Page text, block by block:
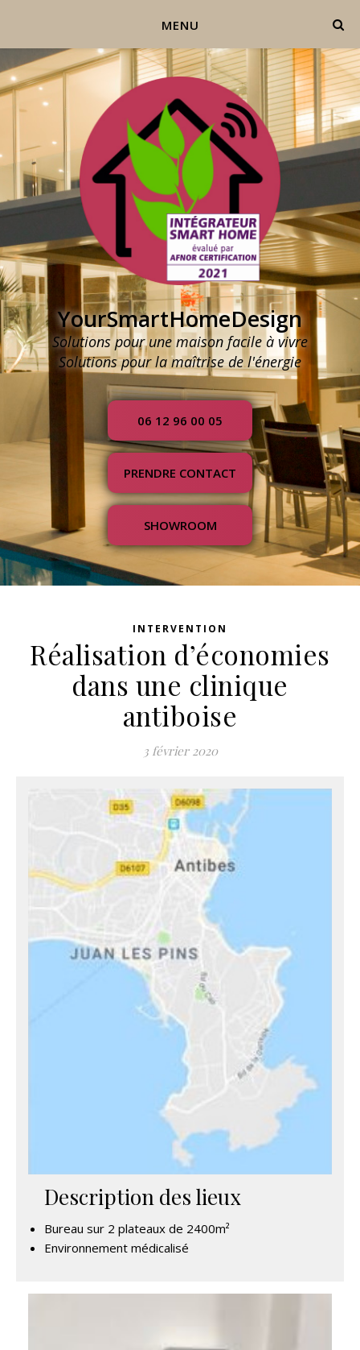
MENU
YourSmartHomeDesign
Solutions pour une maison facile à vivre
Solutions pour la maîtrise de l'énergie
06 12 96 00 05
PRENDRE CONTACT
SHOWROOM
INTERVENTION
Réalisation d’économies
dans une clinique
antiboise
3 février 2020
Description des lieux
Bureau sur 2 plateaux de 2400m²
Environnement médicalisé